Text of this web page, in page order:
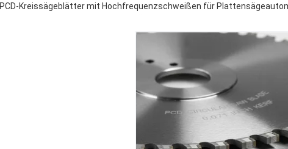
PCD-Kreissägeblätter mit Hochfrequenzschweißen für